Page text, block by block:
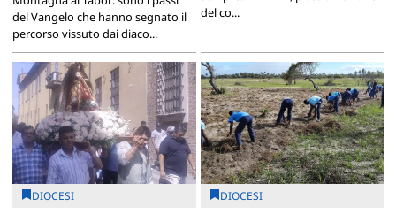
del Vangelo che hanno segnato il
percorso vissuto dai diaco...
del co...
DIOCESI DIOCESI